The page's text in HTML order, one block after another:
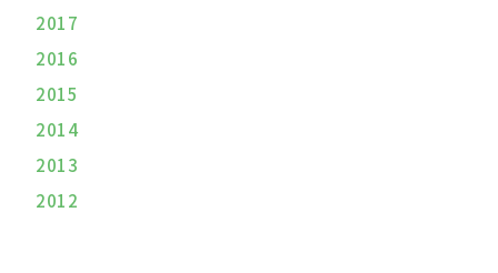
2017
2016
2015
2014
2013
2012